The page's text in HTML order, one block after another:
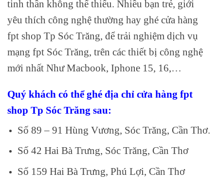
tinh thần không thể thiếu. Nhiều bạn trẻ, giới
yêu thích công nghệ thường hay ghé cửa hàng
fpt shop Tp Sóc Trăng, để trải nghiệm dịch vụ
mạng fpt Sóc Trăng, trên các thiết bị công nghệ
mới nhất Như Macbook, Iphone 15, 16,…
Quý khách có thể ghé địa chỉ cửa hàng fpt
shop Tp Sóc Trăng sau:
Số 89 – 91 Hùng Vương, Sóc Trăng, Cần Thơ.
Số 42 Hai Bà Trưng, Sóc Trăng, Cần Thơ
Số 159 Hai Bà Trưng, Phú Lợi, Cần Thơ